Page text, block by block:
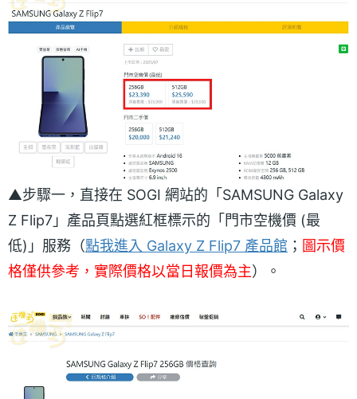
▲步驟一，直接在 SOGI 網站的「SAMSUNG Galaxy
Z Flip7」產品頁點選紅框標示的「門市空機價 (最
低)」服務（點我進入 Galaxy Z Flip7 產品館 ； 圖示價
格僅供參考，實際價格以當日報價為主）。